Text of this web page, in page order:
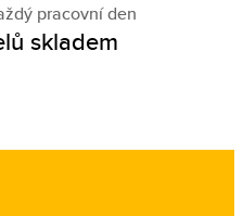
pracovní den
skladem